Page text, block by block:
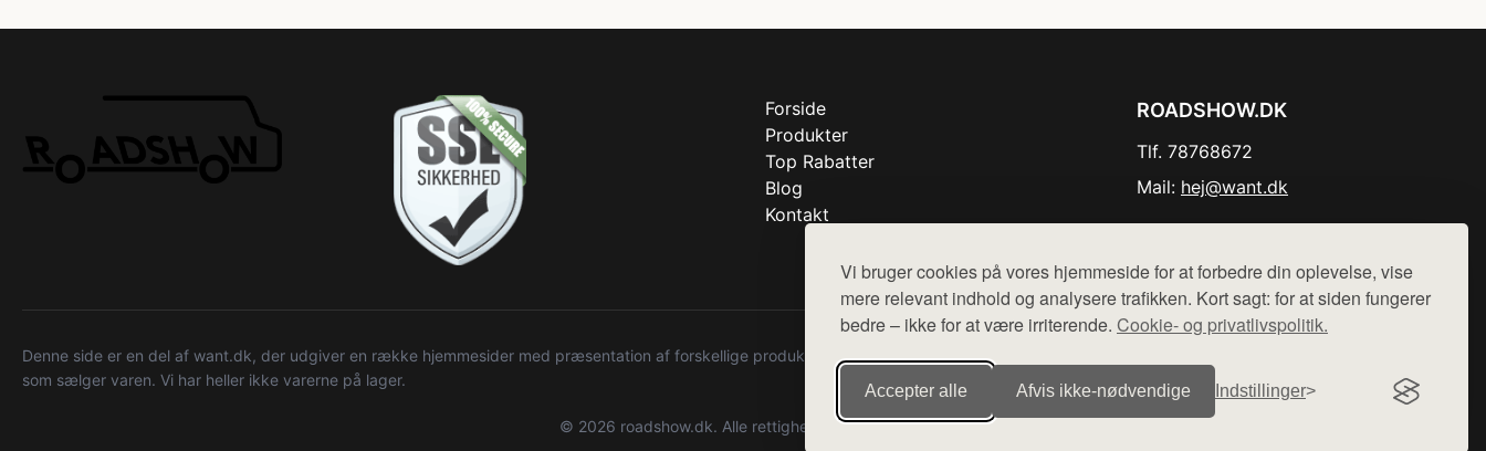
Vi bruger cookies på vores hjemmeside for at forbedre din oplevelse, vise
mere relevant indhold og analysere trafikken. Kort sagt: for at siden fungerer
bedre – ikke for at være irriterende. Cookie- og privatlivspolitik.
Accepter alle Afvis ikke‑nødvendige Indstillinger
Forside
Produkter
Top Rabatter
Blog
Kontakt
ROADSHOW.DK
Tlf. 78768672
Mail: hej@want.dk
Denne side er en del af want.dk, der udgiver en række hjemmesider med præsentation af forskellige produkter fra diverse webshops. Der sælges ikke varer fra denne side - vi henviser til de shops,
som sælger varen. Vi har heller ikke varerne på lager.
© 2026 roadshow.dk. Alle rettigheder forbeholdes.